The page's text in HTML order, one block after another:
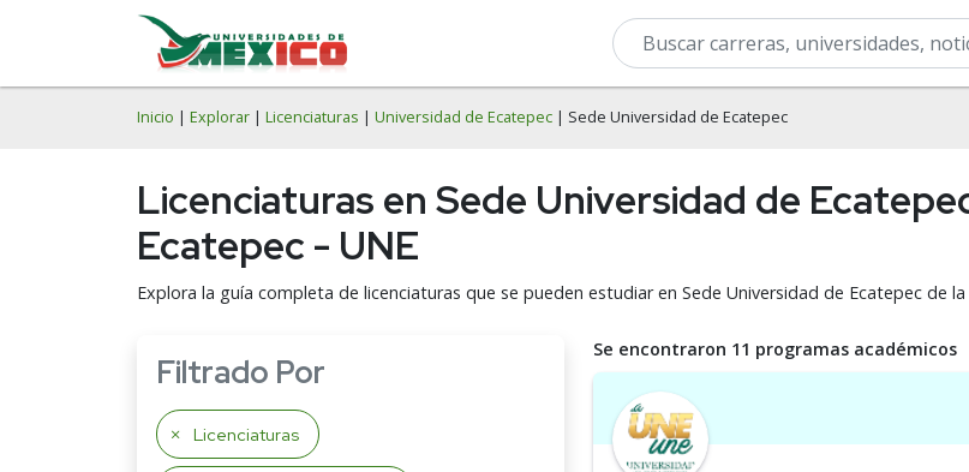
Inicio | Explorar | Licenciaturas | Universidad de Ecatepec | Sede Universidad de Ecatepec
Licenciaturas en Sede Universidad de
Ecatepec - UNE
Explora la guía completa de licenciaturas que se pueden estudiar en Sede Universidad de Ecatepec de
Filtrado Por
Licenciaturas
Se encontraron 11 programas académicos